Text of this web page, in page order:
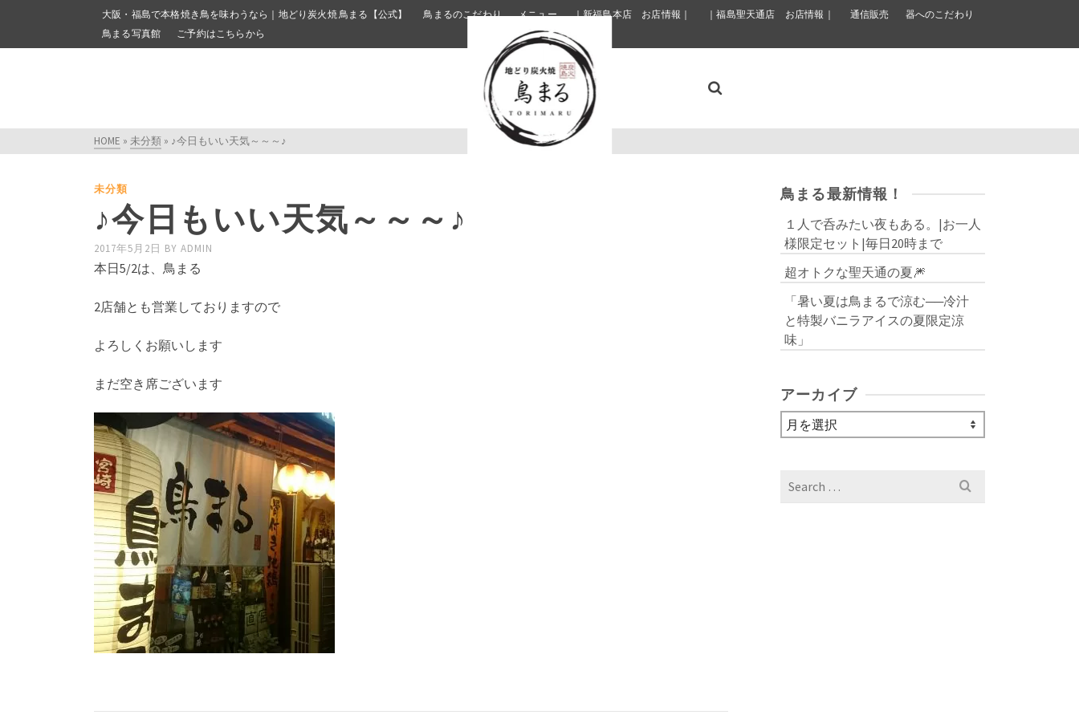
大阪・福島で本格焼き鳥を味わうなら｜地どり炭火焼 鳥まる【公式】 鳥まるのこだわり メニュー ｜新福島本店 お店情報｜ ｜福島聖天通店 お店情報｜ 通信販売
器へのこだわり
鳥まる写真館
ご予約はこちらから
HOME » 未分類 » ♪今日もいい天気～～～♪
未分類
♪今日もいい天気～～～♪
2017年5月2日 BY ADMIN
本日5/2は、鳥まる
2店舗とも営業しておりますので
よろしくお願いします
まだ空き席ございます
鳥まる最新情報！
１人で呑みたい夜もある。|お一人
様限定セット|毎日20時まで
超オトクな聖天通の夏🎆
「暑い夏は鳥まるで涼む──冷汁
と特製バニラアイスの夏限定涼
味」
アーカイブ
ア
ー
Search